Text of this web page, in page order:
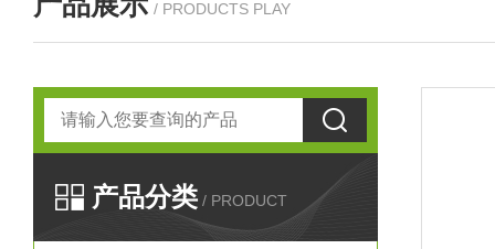
/ PRODUCTS PLAY
产品分类 / PRODUCT